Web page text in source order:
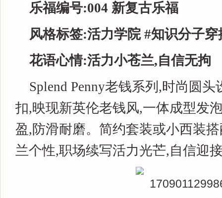
乐福编号:004 新复古乐福
风格标签:活力学院 #知识分子
花语心情:活力小苍兰,自信无拘
Splend Penny老钱系列,时尚圆
扣,映现新英伦老钱风,一体成型发
盈,防滑耐磨。简约套装或小西装
兰个性,职场续写活力光芒,自信迎